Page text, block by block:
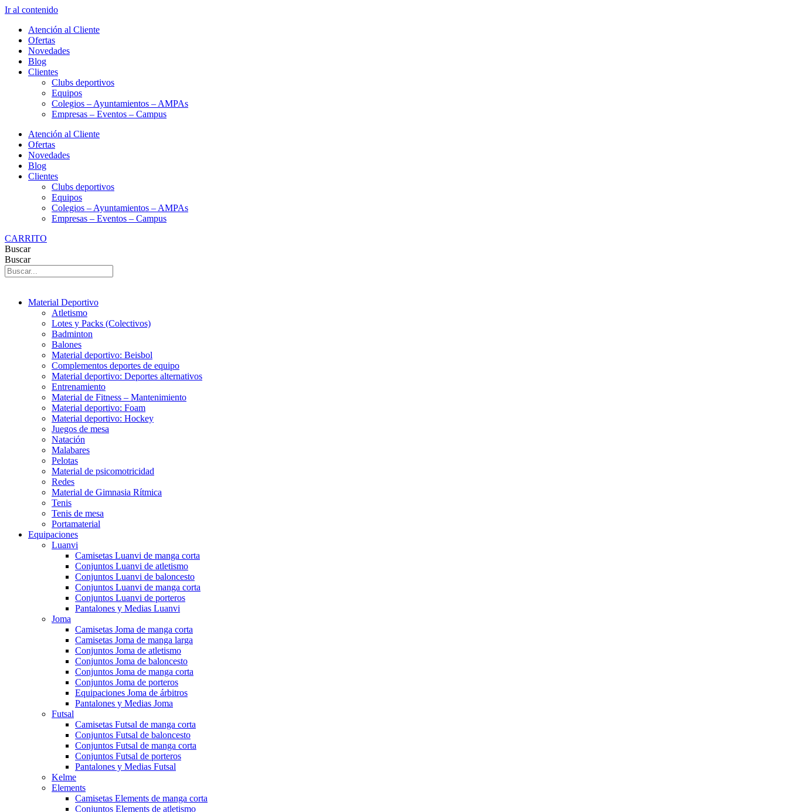
Ir al contenido
Atención al Cliente
Ofertas
Novedades
Blog
Clientes
Clubs deportivos
Equipos
Colegios – Ayuntamientos – AMPAs
Empresas – Eventos – Campus
Atención al Cliente
Ofertas
Novedades
Blog
Clientes
Clubs deportivos
Equipos
Colegios – Ayuntamientos – AMPAs
Empresas – Eventos – Campus
CARRITO
Buscar
Buscar
Material Deportivo
Atletismo
Lotes y Packs (Colectivos)
Badminton
Balones
Material deportivo: Beisbol
Complementos deportes de equipo
Material deportivo: Deportes alternativos
Entrenamiento
Material de Fitness – Mantenimiento
Material deportivo: Foam
Material deportivo: Hockey
Juegos de mesa
Natación
Malabares
Pelotas
Material de psicomotricidad
Redes
Material de Gimnasia Rítmica
Tenis
Tenis de mesa
Portamaterial
Equipaciones
Luanvi
Camisetas Luanvi de manga corta
Conjuntos Luanvi de atletismo
Conjuntos Luanvi de baloncesto
Conjuntos Luanvi de manga corta
Conjuntos Luanvi de porteros
Pantalones y Medias Luanvi
Joma
Camisetas Joma de manga corta
Camisetas Joma de manga larga
Conjuntos Joma de atletismo
Conjuntos Joma de baloncesto
Conjuntos Joma de manga corta
Conjuntos Joma de porteros
Equipaciones Joma de árbitros
Pantalones y Medias Joma
Futsal
Camisetas Futsal de manga corta
Conjuntos Futsal de baloncesto
Conjuntos Futsal de manga corta
Conjuntos Futsal de porteros
Pantalones y Medias Futsal
Kelme
Elements
Camisetas Elements de manga corta
Conjuntos Elements de atletismo